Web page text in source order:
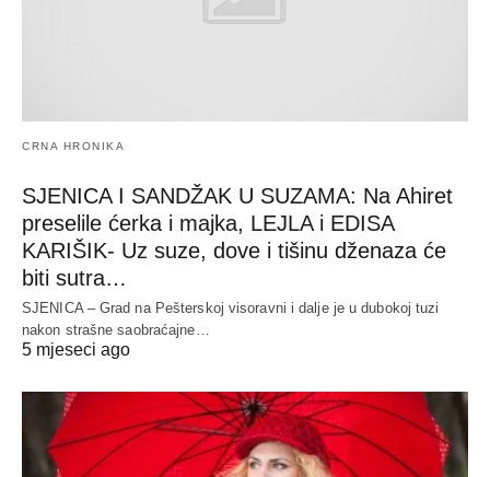
CRNA HRONIKA
SJENICA I SANDŽAK U SUZAMA: Na Ahiret
preselile ćerka i majka, LEJLA i EDISA
KARIŠIK- Uz suze, dove i tišinu dženaza će
biti sutra…
SJENICA – Grad na Pešterskoj visoravni i dalje je u dubokoj tuzi
nakon strašne saobraćajne…
5 mjeseci ago